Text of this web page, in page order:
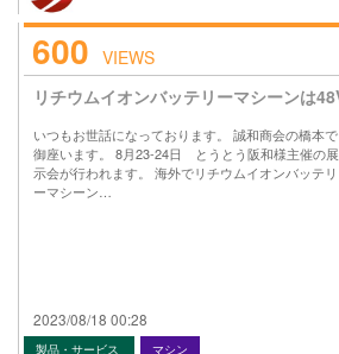
600 VIEWS
リチウムイオンバッテリーマシーンは
いつもお世話になっております。 誠和商会の橋本で
御座います。 8月23-24日 とうとう阪和様主催の展
示会が行われます。 海外でリチウムイオンバッテリ
ーマシーン…
2023/08/18 00:28
製品・サービス マシン